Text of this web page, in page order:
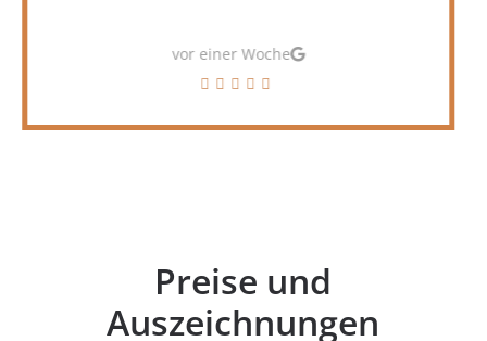
vor ein paar Monaten
Preise und
Auszeichnungen